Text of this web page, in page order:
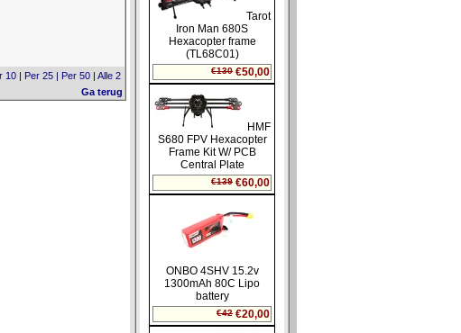
10 | Per 25 | Per 50 | Alle 2
Ga terug